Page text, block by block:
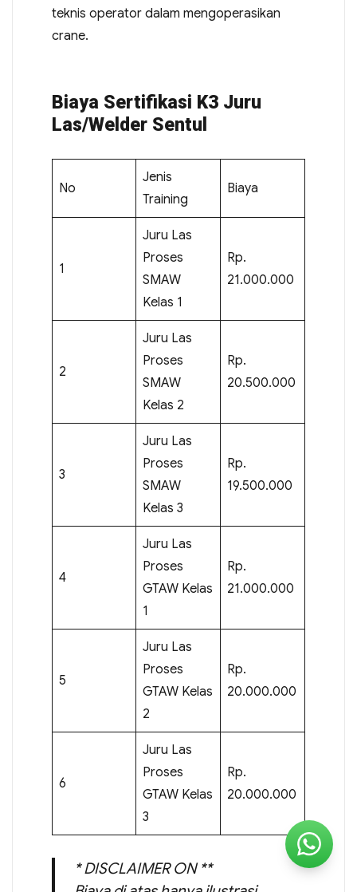
teknis operator dalam mengoperasikan
crane.
Biaya Sertifikasi K3 Juru
Las/Welder Sentul
No
Jenis
Training
Biaya
1
Juru Las
Proses
SMAW
Kelas 1
Rp.
21.000.000
2
Juru Las
Proses
SMAW
Kelas 2
Rp.
20.500.000
3
Juru Las
Proses
SMAW
Kelas 3
Rp.
19.500.000
4
Juru Las
Proses
GTAW Kelas
1
Rp.
21.000.000
5
Juru Las
Proses
GTAW Kelas
2
Rp.
20.000.000
6
Juru Las
Proses
GTAW Kelas
3
Rp.
20.000.000
* DISCLAIMER ON **